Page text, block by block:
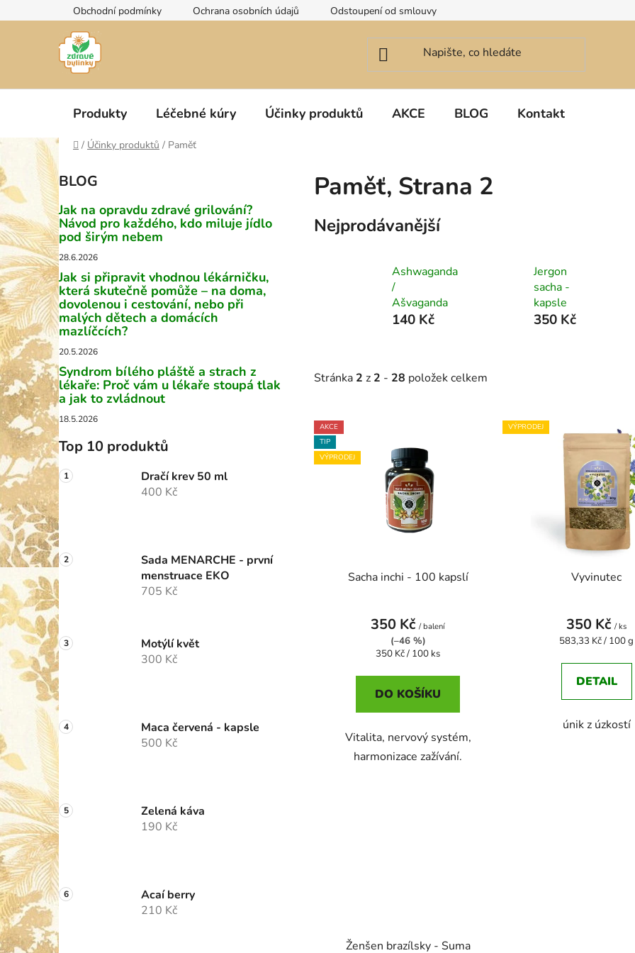
na
Obchodní podmínky Ochrana osobních údajů Odstoupení od smlouvy
Produkty Léčebné kúry Účinky produktů AKCE BLOG Kontakt
Domů
/ Účinky produktů / Paměť
o
s
t
r
a
n
n
í
p
a
n
e
l
BLOG
Jak na opravdu zdravé grilování?
Návod pro každého, kdo miluje jídlo
pod širým nebem
28.6.2026
Jak si připravit vhodnou lékárničku,
která skutečně pomůže – na doma,
dovolenou i cestování, nebo při
malých dětech a domácích
mazlíčcích?
20.5.2026
Syndrom bílého pláště a strach z
lékaře: Proč vám u lékaře stoupá tlak
a jak to zvládnout
18.5.2026
Top 10 produktů
Dračí krev 50 ml
400 Kč
Sada MENARCHE - první
menstruace EKO
705 Kč
Motýlí květ
300 Kč
Maca červená - kapsle
500 Kč
Zelená káva
190 Kč
Acaí berry
210 Kč
Paměť, Strana 2
Nejprodávanější
Ashwaganda
/
Ašvaganda
140 Kč
Jergon
sacha -
kapsle
350 Kč
Stránka 2 z 2 - 28 položek celkem
V
ý
p
AKCE
TIP
VÝPRODEJ
Sacha inchi - 100 kapslí
350 Kč/ balení
(–46 %)
Měrná
350 Kč / 100 ks
DO KOŠÍKU
Vitalita, nervový systém,
harmonizace zažívání.
VÝPRODEJ
Vyvinutec
350 Kč/ ks
Měrná
583,33 Kč / 100 g
DETAIL
únik z úzkostí
Ženšen brazílsky - Suma